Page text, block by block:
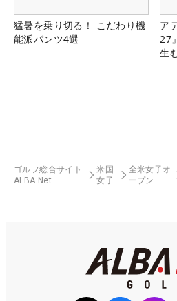
猛暑を乗り切る！ こだわり機
能派パンツ4選
ア
27
生
ゴルフ総合サイト
ALBA Net
米国
女子
全米女子オ
ープン